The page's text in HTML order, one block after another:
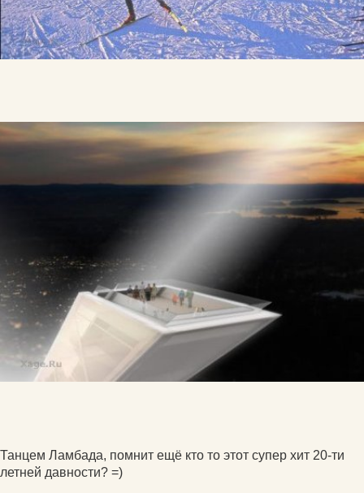
Танцем Ламбада, помнит ещё кто то этот супер хит 20-ти
летней давности? =)